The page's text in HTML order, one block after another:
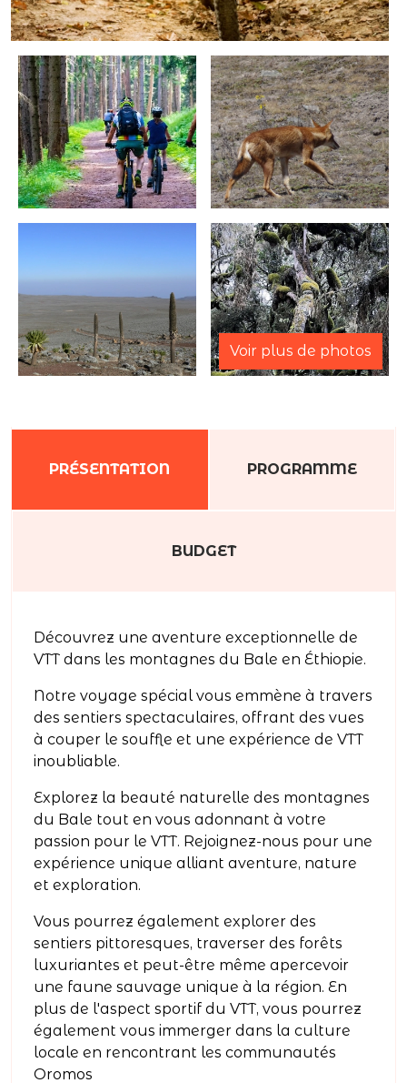
Voir plus de photos
PRÉSENTATION PROGRAMME
BUDGET
Découvrez une aventure exceptionnelle de
VTT dans les montagnes du Bale en Éthiopie.
Notre voyage spécial vous emmène à travers
des sentiers spectaculaires, offrant des vues
à couper le souffle et une expérience de VTT
inoubliable.
Explorez la beauté naturelle des montagnes
du Bale tout en vous adonnant à votre
passion pour le VTT. Rejoignez-nous pour une
expérience unique alliant aventure, nature
et exploration.
Vous pourrez également explorer des
sentiers pittoresques, traverser des forêts
luxuriantes et peut-être même apercevoir
une faune sauvage unique à la région. En
plus de l'aspect sportif du VTT, vous pourrez
également vous immerger dans la culture
locale en rencontrant les communautés
Oromos